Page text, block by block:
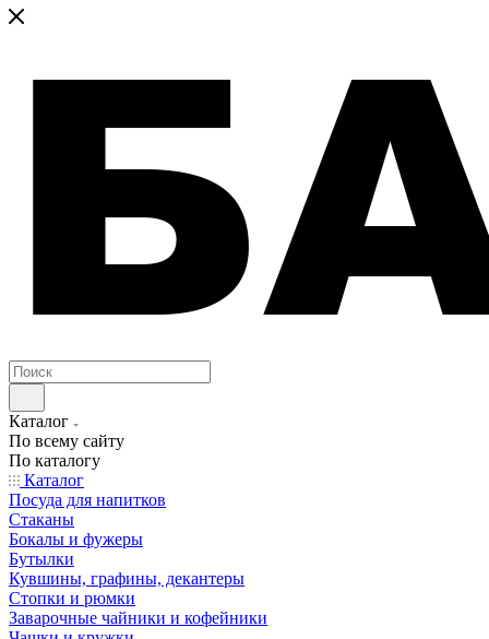
Каталог
По всему сайту
По каталогу
Каталог
Посуда для напитков
Стаканы
Бокалы и фужеры
Бутылки
Кувшины, графины, декантеры
Стопки и рюмки
Заварочные чайники и кофейники